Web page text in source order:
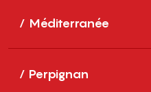
Méditerranée
Perpignan